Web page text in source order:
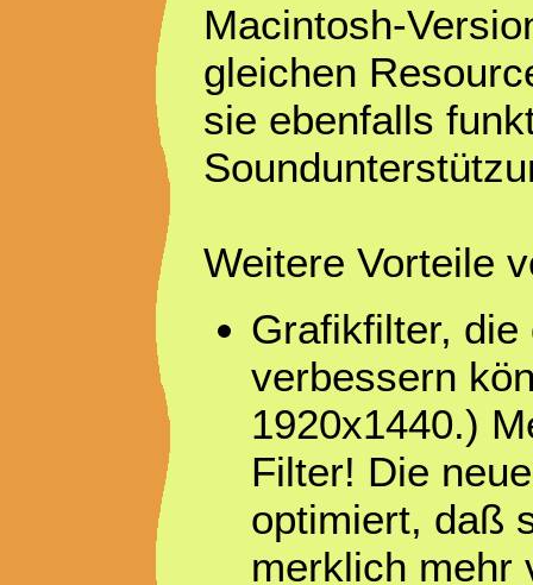
Macintosh-
gleichen
sie ebenfalls
Weitere Vorteile
Grafikfilter, die
verbessern
1920x1440.)
Filter! Die
optimiert, daß
merklich mehr